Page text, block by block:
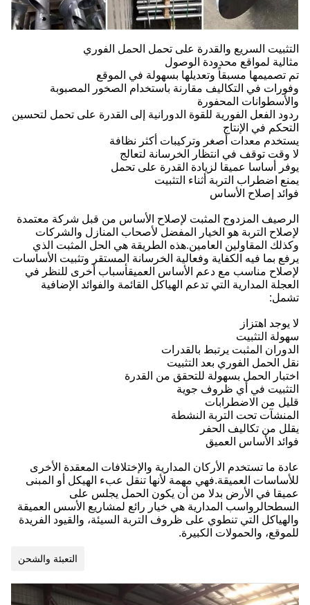
التثبيت السريع والقدرة على تحمل الحمل الفوري
مثالية لمواقع محدودة الوصول
تم تصميمها مسبقاً وتعديلها بسهولة في الموقع
وفورات في التكاليف مقارنة باستخدام الصخور المصبوبة
والأسطوانات المحفورة
ردود الفعل الفورية للقوة الدورانية إلى القدرة على تحمل لتحسين
التحكم في الإنتاج
يستخدم معدات أصغر وتركيبات أكثر نظافة
لا وقت توقف في انتظار الخرسانة لتعالج
يوفر أساسا عميقا لزيادة القدرة على تحمل
يمنع اضطراب التربة أثناء التثبيت
فوائد إصلاح الأساس
الرصيف المزدوج المثبت لإصلاح الأساس من قبل شركة معتمدة
لإصلاح التربة هو الخيار المفضل لأصحاب المنازل والشركات
وكذلك المقاولين العامين.هذه الطريقة هي الحل المثبت الذي
يرفع بما فيه الكفاية وفعالية الخرسانة المستقر وتثبيت الأساسات
لإصلاح مناسب مع دعم الأساس العميقأسباب أخرى للنظر في
العجلة المدارية التي تدعم الهياكل القائمة والفوائد الإضافية
تشمل:
لا يوجد اهتزاز
سهولة التثبيت
الدوران المثبت يرتبط بالقدرات
نقل الحمل الفوري بعد التثبيت
اختبار الحمل بسهولة للتحقق من القدرة
التثبيت في أي ظروف جوية
قليل من الاضطرابات
المنشآت تحت التربة النشطة
يقلل من تكاليف الحفر
فوائد الأساس العميق
عادة ما تستخدم الأركان المدارية والإختلافات المعقدة الأخرى
للأساسات العميقة.فهي مهمة لأنها تنقل عبء الهيكل أو المبنى
عميقا في الأرض بدلا من أن يكون الحمل يجلس على
السطحالرواسب المدارية هي خيار رائع لمشاريع الأسس العميقة
والهياكل التي تنطوي على ظروف التربة السيئة، والقيود الفريدة
للموقع، والحمولات الكبيرة.
التعبئة والشحن